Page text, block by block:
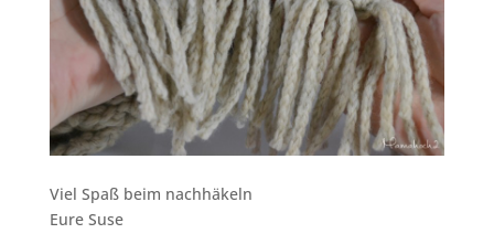
Viel Spaß beim nachhäkeln
Eure Suse